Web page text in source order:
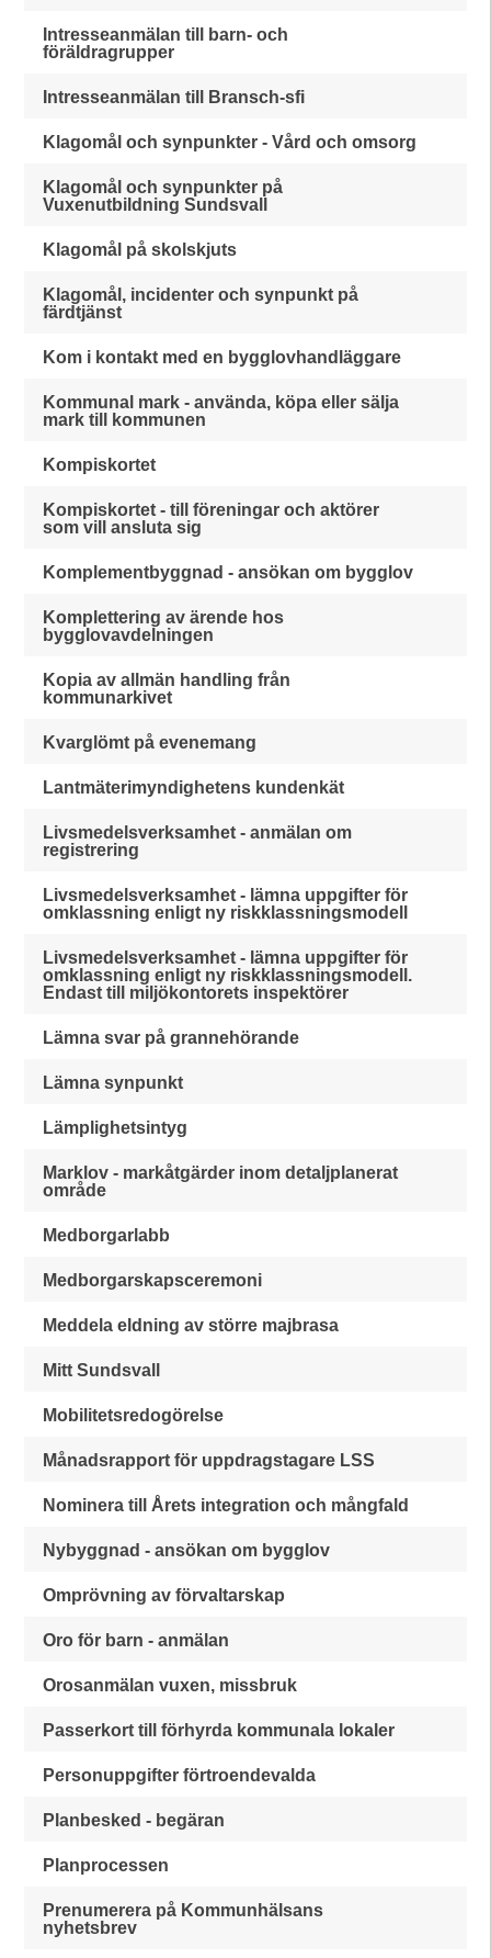
Intresseanmälan till barn- och
föräldragrupper
Intresseanmälan till Bransch-sfi
Klagomål och synpunkter - Vård och omsorg
Klagomål och synpunkter på
Vuxenutbildning Sundsvall
Klagomål på skolskjuts
Klagomål, incidenter och synpunkt på
färdtjänst
Kom i kontakt med en bygglovhandläggare
Kommunal mark - använda, köpa eller sälja
mark till kommunen
Kompiskortet
Kompiskortet - till föreningar och aktörer
som vill ansluta sig
Komplementbyggnad - ansökan om bygglov
Komplettering av ärende hos
bygglovavdelningen
Kopia av allmän handling från
kommunarkivet
Kvarglömt på evenemang
Lantmäterimyndighetens kundenkät
Livsmedelsverksamhet - anmälan om
registrering
Livsmedelsverksamhet - lämna uppgifter för
omklassning enligt ny riskklassningsmodell
Livsmedelsverksamhet - lämna uppgifter för
omklassning enligt ny riskklassningsmodell.
Endast till miljökontorets inspektörer
Lämna svar på grannehörande
Lämna synpunkt
Lämplighetsintyg
Marklov - markåtgärder inom detaljplanerat
område
Medborgarlabb
Medborgarskapsceremoni
Meddela eldning av större majbrasa
Mitt Sundsvall
Mobilitetsredogörelse
Månadsrapport för uppdragstagare LSS
Nominera till Årets integration och mångfald
Nybyggnad - ansökan om bygglov
Omprövning av förvaltarskap
Oro för barn - anmälan
Orosanmälan vuxen, missbruk
Passerkort till förhyrda kommunala lokaler
Personuppgifter förtroendevalda
Planbesked - begäran
Planprocessen
Prenumerera på Kommunhälsans
nyhetsbrev